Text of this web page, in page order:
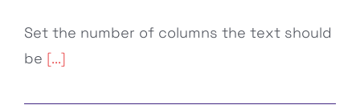
Set the number of columns the text should
be [...]